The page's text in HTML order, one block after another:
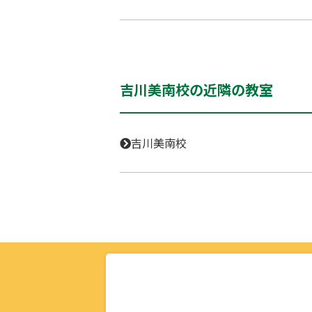
吉川美南校の近隣の教室
吉川美南校